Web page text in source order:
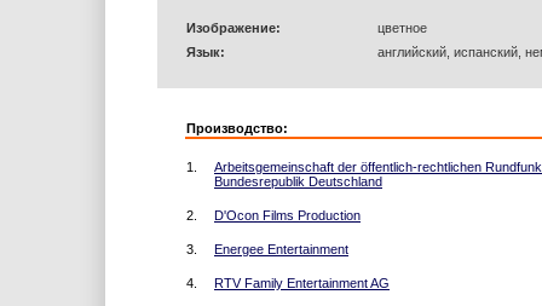
Изображение:
цветное
Язык:
английский, испанский,
Производство:
1.
Arbeitsgemeinschaft der öffentlich-rechtlichen
Bundesrepublik Deutschland
2. D'Ocon Films Production
3. Energee Entertainment
4. RTV Family Entertainment AG